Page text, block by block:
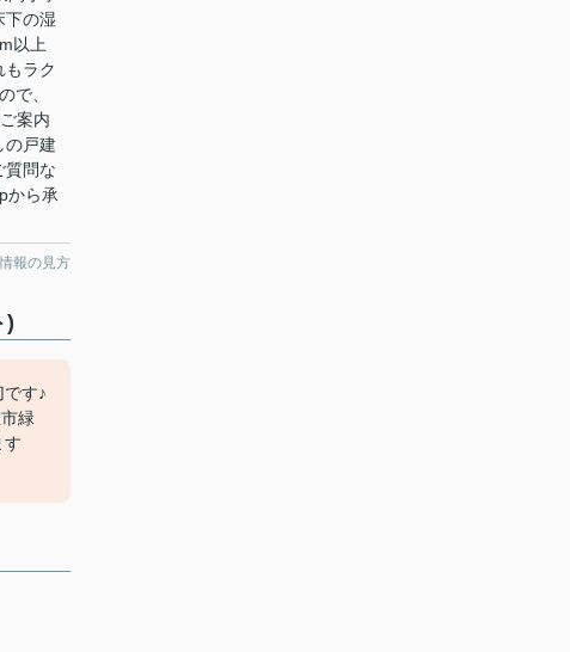
の湿
以上
もラク
で、
案内
の戸建
質問な
から承
情報の見方
)
す♪
緑
す